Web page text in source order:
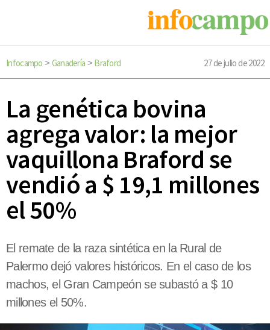
Infocampo > Ganadería > Braford 27 de julio de 2022
La genética bovina
agrega valor: la mejor
vaquillona Braford se
vendió a $ 19,1 millones
el 50%
El remate de la raza sintética en la Rural de
Palermo dejó valores históricos. En el caso de los
machos, el Gran Campeón se subastó a $ 10
millones el 50%.